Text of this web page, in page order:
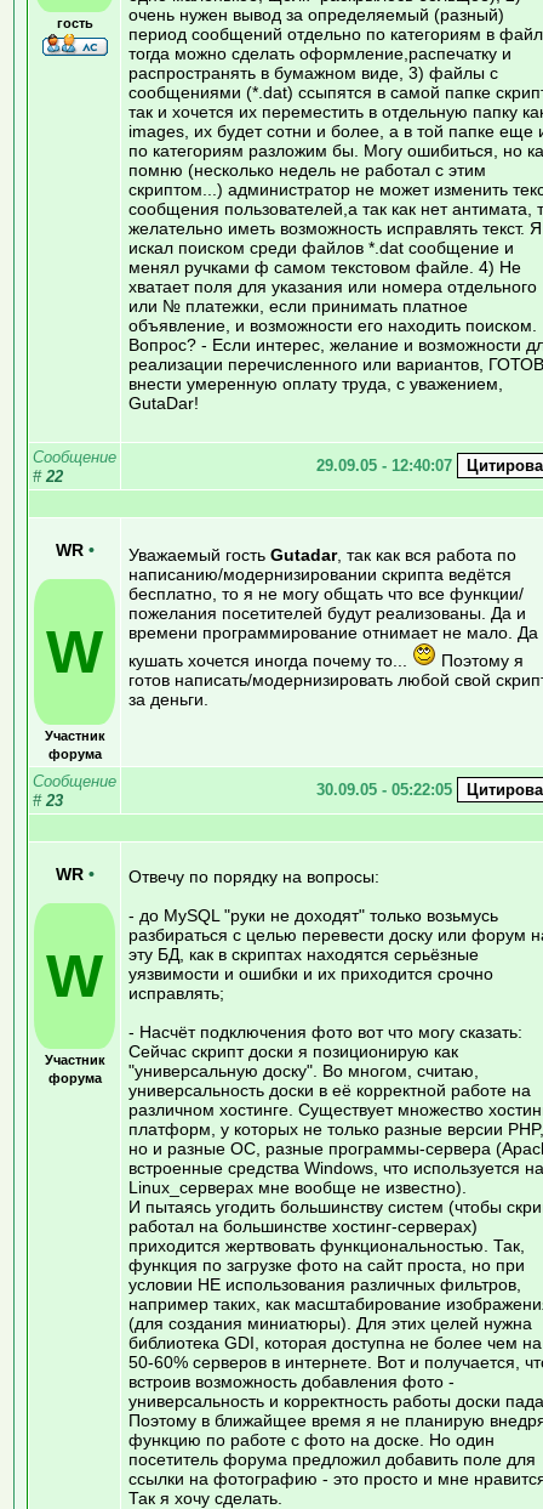
гость
очень нужен вывод за определяемый (разный)
период сообщений отдельно по категориям в
тогда можно сделать оформление,распечатку и
распространять в бумажном виде, 3) файлы с
сообщениями (*.dat) ссыпятся в самой папке
так и хочется их переместить в отдельную папку
images, их будет сотни и более, а в той папке еще
по категориям разложим бы. Могу ошибиться, но
помню (несколько недель не работал с этим
скриптом...) администратор не может изменить
сообщения пользователей,а так как нет антимата,
желательно иметь возможность исправлять текст. Я
искал поиском среди файлов *.dat сообщение и
менял ручками ф самом текстовом файле. 4) Не
хватает поля для указания или номера отдельного
или № платежки, если принимать платное
объявление, и возможности его находить поиском.
Вопрос? - Если интерес, желание и возможности
реализации перечисленного или вариантов, ГОТОВ
внести умеренную оплату труда, с уважением,
GutaDar!
Сообщение
# 22
29.09.05 - 12:40:07
WR •
W
Участник
форума
Уважаемый гость Gutadar, так как вся работа по
написанию/модернизировании скрипта ведётся
бесплатно, то я не могу общать что все функции/
пожелания посетителей будут реализованы. Да и
времени программирование отнимает не мало. Да
кушать хочется иногда почему то...
Поэтому я
готов написать/модернизировать любой свой
за деньги.
Сообщение
# 23
30.09.05 - 05:22:05
WR •
W
Участник
форума
Отвечу по порядку на вопросы:
- до MySQL "руки не доходят" только возьмусь
разбираться с целью перевести доску или форум
эту БД, как в скриптах находятся серьёзные
уязвимости и ошибки и их приходится срочно
исправлять;
- Насчёт подключения фото вот что могу сказать:
Сейчас скрипт доски я позиционирую как
"универсальную доску". Во многом, считаю,
универсальность доски в её корректной работе на
различном хостинге. Существует множество
платформ, у которых не только разные версии PHP,
но и разные ОС, разные программы-сервера
встроенные средства Windows, что используется на
Linux_серверах мне вообще не известно).
И пытаясь угодить большинству систем (чтобы
работал на большинстве хостинг-серверах)
приходится жертвовать функциональностью. Так,
функция по загрузке фото на сайт проста, но при
условии НЕ использования различных фильтров,
например таких, как масштабирование
(для создания миниатюры). Для этих целей нужна
библиотека GDI, которая доступна не более чем на
50-60% серверов в интернете. Вот и получается,
встроив возможность добавления фото -
универсальность и корректность работы доски
Поэтому в ближайщее время я не планирую
функцию по работе с фото на доске. Но один
посетитель форума предложил добавить поле для
ссылки на фотографию - это просто и мне
Так я хочу сделать.